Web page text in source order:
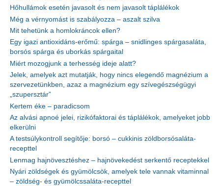
Hőhullámok esetén javasolt és nem javasolt táplálékok
Még a vérnyomást is szabályozza – aszalt szilva
Mit tehetünk a homlokráncok ellen?
Egy igazi antioxidáns-erőmű: spárga – snidlinges spárgasaláta,
borsós spárga és uborkás spárgaital
Miért mozogjunk a terhesség ideje alatt?
Jelek, amelyek azt mutatják, hogy nincs elegendő magnézium a
szervezetünkben, azaz a magnézium egy szívegészségügyi
„szupersztár”
Kertem éke – paradicsom
Az alvási apnoé jelei, rizikófaktorai és táplálékok, amelyeket jobb
elkerülni
A testsúlykontroll segítője: borsó – cukkinis zöldborsósaláta-
recepttel
Lenmag hajnövesztéshez – hajnövekedést serkentő receptekkel
Nyári zöldségek és gyümölcsök, amelyek tele vannak vitaminnal
– zöldség- és gyümölcssaláta-recepttel